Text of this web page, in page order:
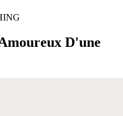
D'une